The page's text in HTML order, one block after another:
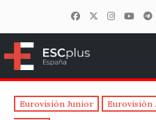
ESCplus
Eurovisión Junior Eurovisión